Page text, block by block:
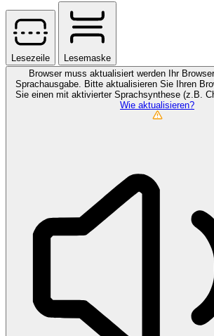
Lesezeile
Lesemaske
Browser muss aktualisiert werden
Ihr
Sprachausgabe. Bitte aktualisieren Sie Ihren
Sie einen mit aktivierter Sprachsynthese (z.B.
Wie aktualisieren?